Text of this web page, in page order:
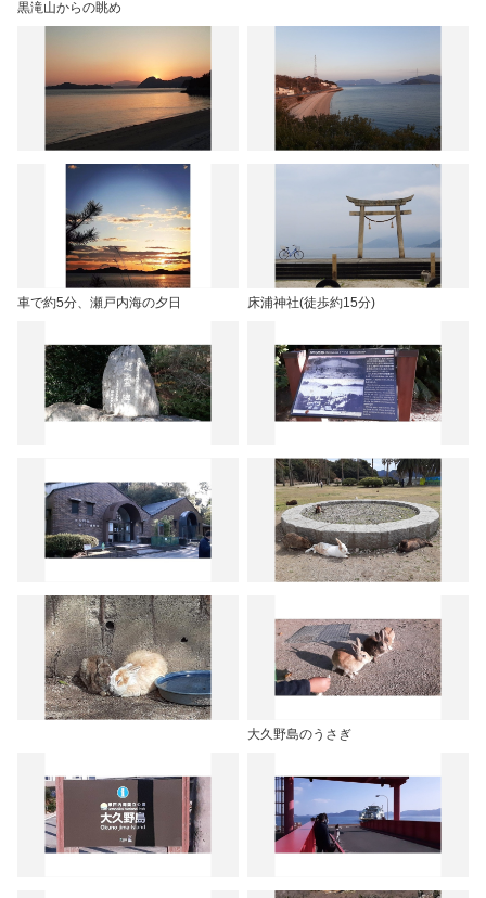
黒滝山からの眺め
車で約5分、瀬戸内海の夕日 床浦神社(徒歩約15分)
大久野島のうさぎ